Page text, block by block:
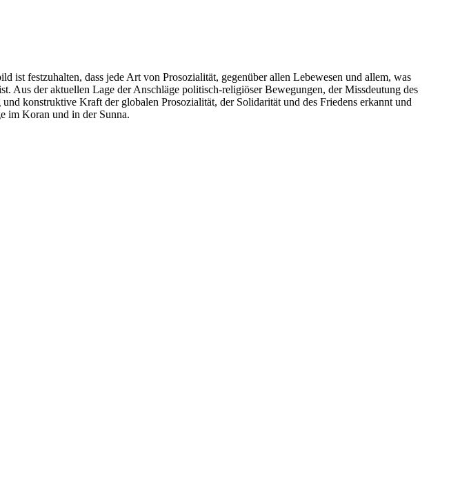
ist festzuhalten, dass jede Art von Prosozialität, gegenüber allen Lebewesen und allem, was
Aus der aktuellen Lage der Anschläge politisch-religiöser Bewegungen, der Missdeutung des
konstruktive Kraft der globalen Prosozialität, der Solidarität und des Friedens erkannt und
im Koran und in der Sunna.